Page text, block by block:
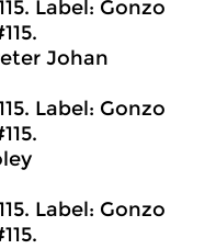
Label: Gonzo
Johan
Label: Gonzo
Label: Gonzo